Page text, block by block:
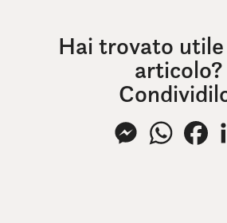
Hai trovato
articolo?
Messenger